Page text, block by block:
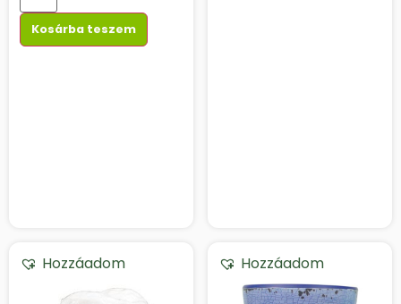
Kosárba teszem
Hozzáadom Hozzáadom